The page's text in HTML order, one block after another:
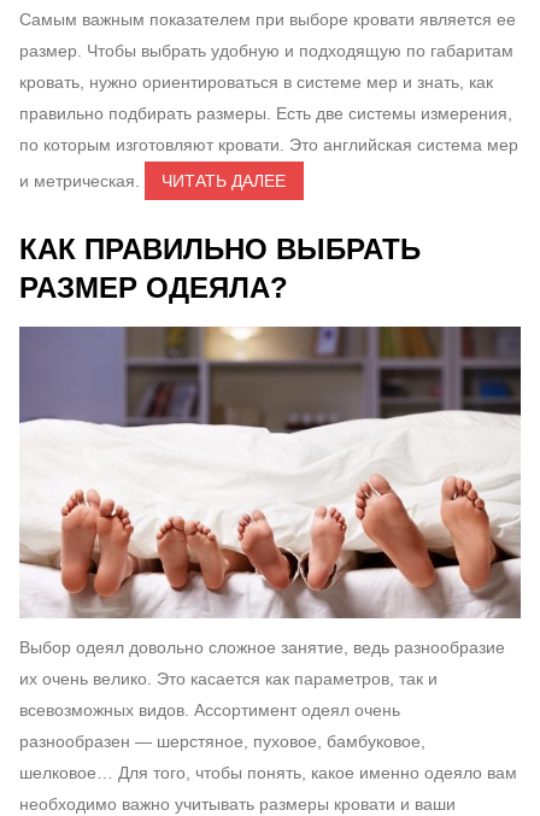
Самым важным показателем при выборе кровати является ее
размер. Чтобы выбрать удобную и подходящую по габаритам
кровать, нужно ориентироваться в системе мер и знать, как
правильно подбирать размеры. Есть две системы измерения,
по которым изготовляют кровати. Это английская система мер
и метрическая.
ЧИТАТЬ ДАЛЕЕ
КАК ПРАВИЛЬНО ВЫБРАТЬ
РАЗМЕР ОДЕЯЛА?
Выбор одеял довольно сложное занятие, ведь разнообразие
их очень велико. Это касается как параметров, так и
всевозможных видов. Ассортимент одеял очень
разнообразен — шерстяное, пуховое, бамбуковое,
шелковое… Для того, чтобы понять, какое именно одеяло вам
необходимо важно учитывать размеры кровати и ваши